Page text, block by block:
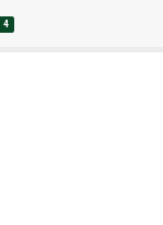
4